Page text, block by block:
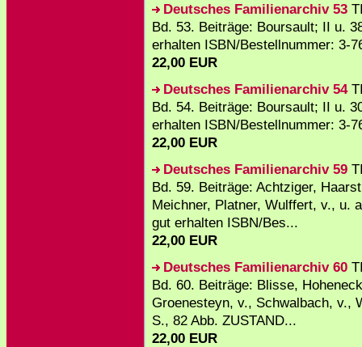
Deutsches Familienarchiv 53
Bd. 53. Beiträge: Boursault; II u.
erhalten ISBN/Bestellnummer: 3-
22,00 EUR
Deutsches Familienarchiv 54
Bd. 54. Beiträge: Boursault; II u.
erhalten ISBN/Bestellnummer: 3-
22,00 EUR
Deutsches Familienarchiv 59
Bd. 59. Beiträge: Achtziger,
Meichner, Platner, Wulffert, v., u.
gut erhalten ISBN/Bes...
22,00 EUR
Deutsches Familienarchiv 60
Bd. 60. Beiträge: Blisse,
Groenesteyn, v., Schwalbach, v.,
S., 82 Abb. ZUSTAND...
22,00 EUR